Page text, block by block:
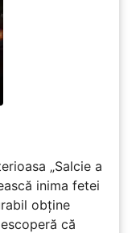
„Salcie a
inima fetei
obține
că